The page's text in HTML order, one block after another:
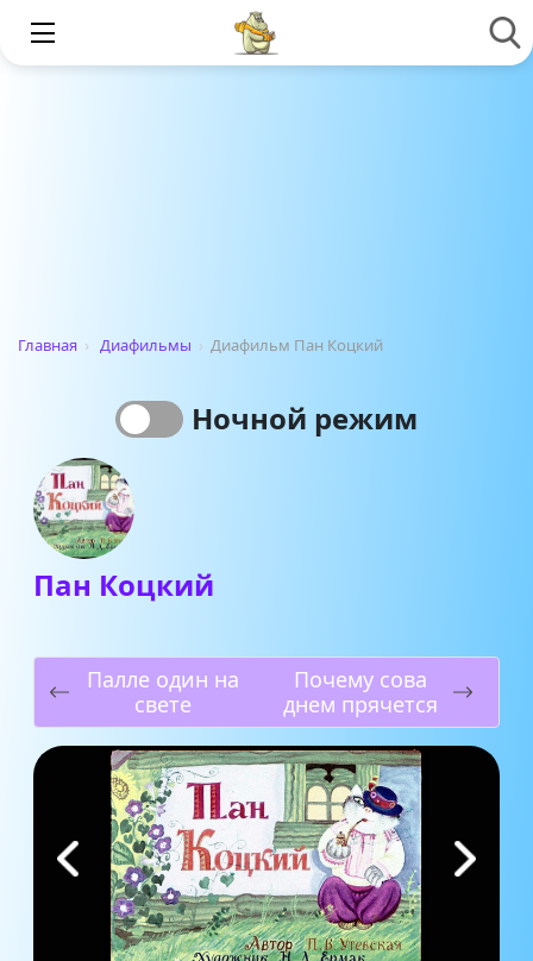
Главная › Диафильмы › Диафильм Пан Коцкий
Ночной режим
Пан Коцкий
Палле один на
свете
Почему сова
днем прячется